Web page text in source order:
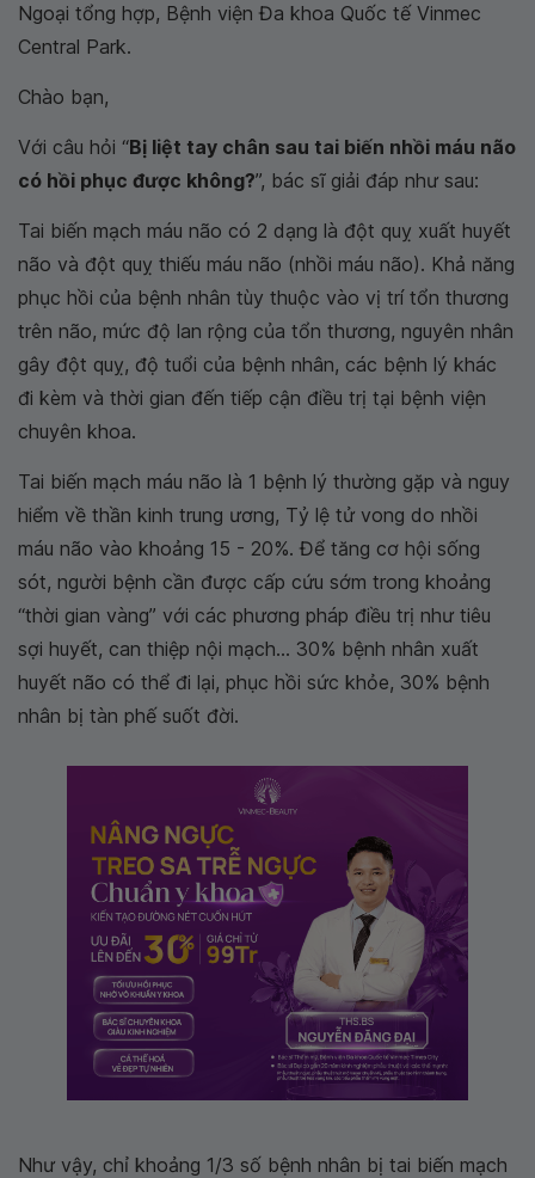
Ngoại tổng hợp, Bệnh viện Đa khoa Quốc tế Vinmec
Central Park.
Chào bạn,
Với câu hỏi “Bị liệt tay chân sau tai biến nhồi máu não
có hồi phục được không?”, bác sĩ giải đáp như sau:
Tai biến mạch máu não có 2 dạng là đột quỵ xuất huyết
não và đột quỵ thiếu máu não (nhồi máu não). Khả năng
phục hồi của bệnh nhân tùy thuộc vào vị trí tổn thương
trên não, mức độ lan rộng của tổn thương, nguyên nhân
gây đột quỵ, độ tuổi của bệnh nhân, các bệnh lý khác
đi kèm và thời gian đến tiếp cận điều trị tại bệnh viện
chuyên khoa.
Tai biến mạch máu não là 1 bệnh lý thường gặp và nguy
hiểm về thần kinh trung ương, Tỷ lệ tử vong do nhồi
máu não vào khoảng 15 - 20%. Để tăng cơ hội sống
sót, người bệnh cần được cấp cứu sớm trong khoảng
“thời gian vàng” với các phương pháp điều trị như tiêu
sợi huyết, can thiệp nội mạch... 30% bệnh nhân xuất
huyết não có thể đi lại, phục hồi sức khỏe, 30% bệnh
nhân bị tàn phế suốt đời.
Như vậy, chỉ khoảng 1/3 số bệnh nhân bị tai biến mạch